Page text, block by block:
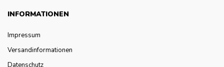
INFORMATIONEN
Impressum
Versandinformationen
Datenschutz